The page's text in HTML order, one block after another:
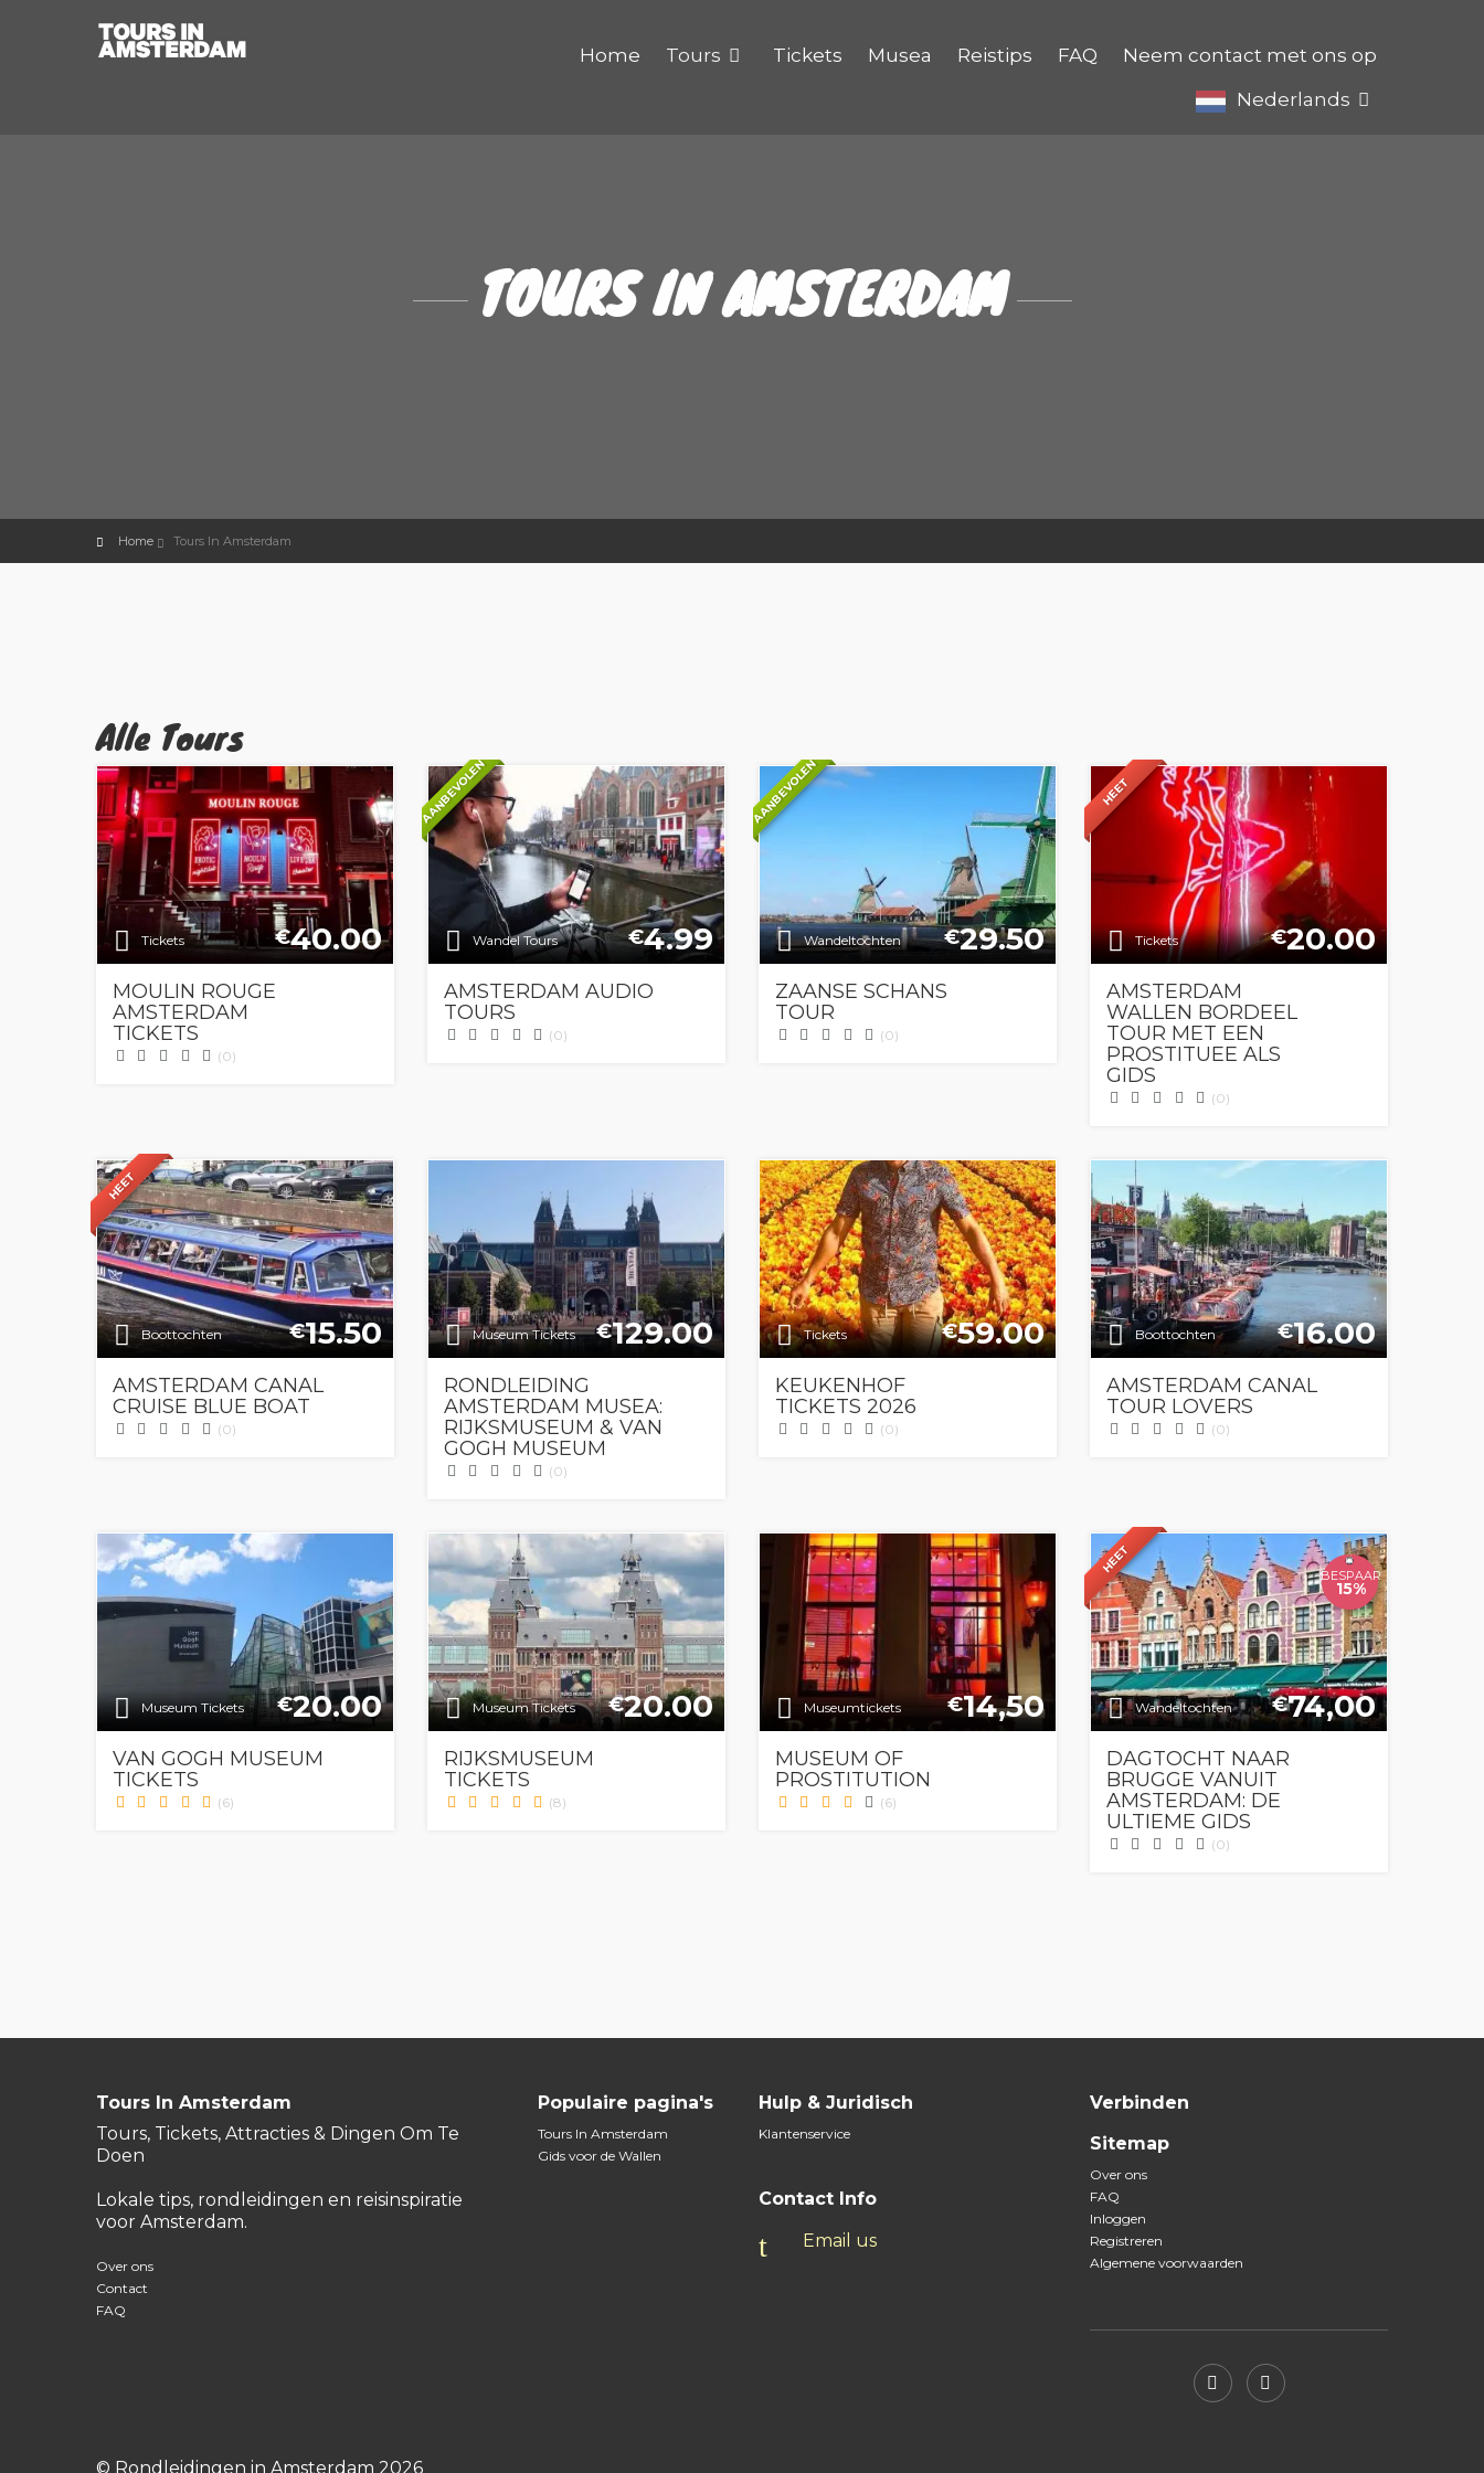
Home Tours Tickets Musea Reistips FAQ
Neem contact met ons op
Nederlands
TOURS IN AMSTERDAM
Home Tours In Amsterdam
Alle Tours
Tickets €40.00
MOULIN ROUGE
AMSTERDAM
TICKETS
(0)
AANBEVOLEN
Wandel Tours €4.99
AMSTERDAM AUDIO
TOURS
(0)
AANBEVOLEN
Wandeltochten €29.50
ZAANSE SCHANS
TOUR
(0)
HEET
Tickets €20.00
AMSTERDAM
WALLEN BORDEEL
TOUR MET EEN
PROSTITUEE ALS
GIDS
(0)
HEET
Boottochten €15.50
AMSTERDAM CANAL
CRUISE BLUE BOAT
(0)
Museum Tickets €129.00
RONDLEIDING
AMSTERDAM MUSEA:
RIJKSMUSEUM & VAN
GOGH MUSEUM
(0)
Tickets €59.00
KEUKENHOF
TICKETS 2026
(0)
Boottochten €16.00
AMSTERDAM CANAL
TOUR LOVERS
(0)
Museum Tickets €20.00
VAN GOGH MUSEUM
TICKETS
(6)
Museum Tickets €20.00
RIJKSMUSEUM
TICKETS
(8)
Museumtickets €14,50
MUSEUM OF
PROSTITUTION
(6)
HEET
BESPAAR
15%
Wandeltochten €74,00
DAGTOCHT NAAR
BRUGGE VANUIT
AMSTERDAM: DE
ULTIEME GIDS
(0)
Tours In Amsterdam
Tours, Tickets, Attracties & Dingen Om Te
Doen
Lokale tips, rondleidingen en reisinspiratie
voor Amsterdam.
Over ons
Contact
FAQ
Populaire pagina's
Tours In Amsterdam
Gids voor de Wallen
Hulp & Juridisch
Klantenservice
Contact Info
Email us
Verbinden
Sitemap
Over ons
FAQ
Inloggen
Registreren
Algemene voorwaarden
© Rondleidingen in Amsterdam 2026